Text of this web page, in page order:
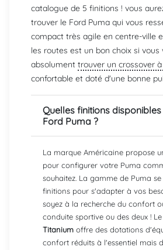
catalogue de 5 finitions ! vous
trouver le Ford Puma qui vous
compact très agile en centre-ville
les routes est un bon choix si vous
absolument trouver un crossover
confortable et doté d'une bonne
Quelles finitions
Ford Puma ?
La marque Américaine propose
pour configurer votre Puma
souhaitez. La gamme de Puma
finitions pour s'adapter à vos
soyez à la recherche du confort
conduite sportive ou des deux ! Le
Titanium offre des dotations
confort réduits à l'essentiel mais